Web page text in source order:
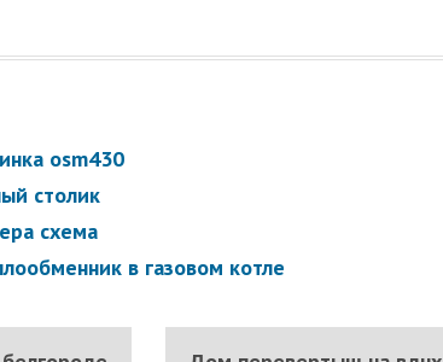
osm430
столик
схема
в газовом котле